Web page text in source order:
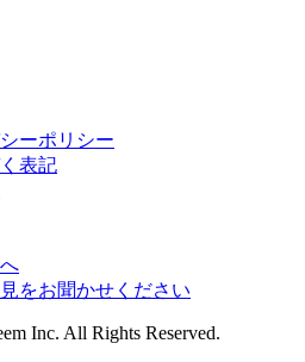
ーポリシー
表記
をお聞かせください
Inc. All Rights Reserved.